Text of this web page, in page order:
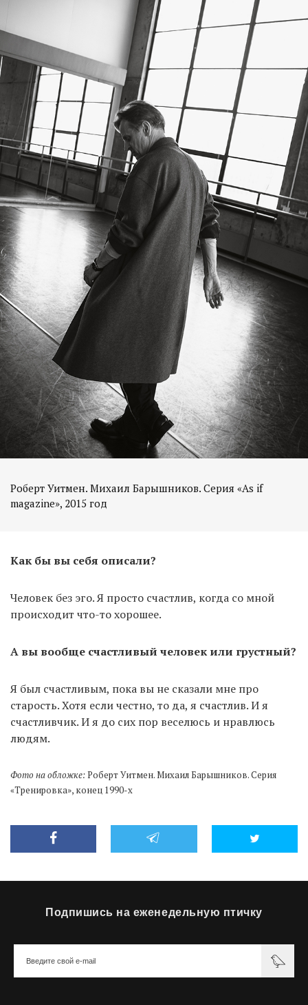
Роберт Уитмен. Михаил Барышников. Серия «As if
magazine», 2015 год
Как бы вы себя описали?
Человек без эго. Я просто счастлив, когда со мной
происходит что-то хорошее.
А вы вообще счастливый человек или грустный?
Я был счастливым, пока вы не сказали мне про
старость. Хотя если честно, то да, я счастлив. И я
счастливчик. И я до сих пор веселюсь и нравлюсь
людям.
Фото на обложке:Роберт Уитмен. Михаил Барышников. Серия
«Тренировка», конец 1990-х
Подпишись на еженедельную птичку